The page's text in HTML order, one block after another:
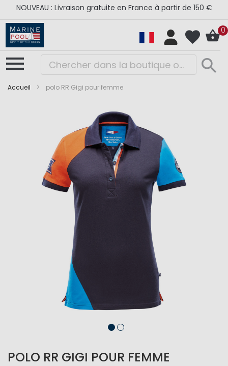
NOUVEAU : Livraison gratuite en France à partir de 150 €
0
Accueil polo RR Gigi pour femme
beginning
POLO RR GIGI POUR FEMME